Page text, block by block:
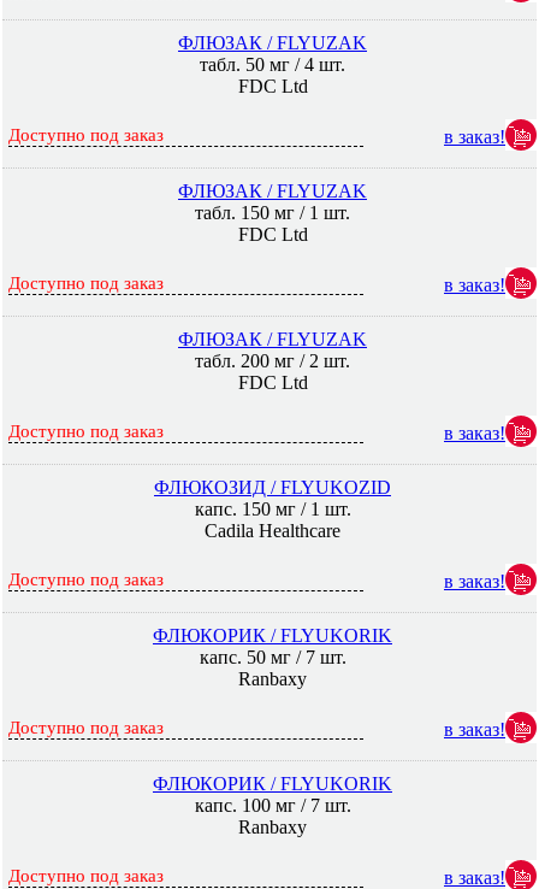
ФЛЮЗАК / FLYUZAK
табл. 50 мг / 4 шт.
FDC Ltd
Доступно под заказ в заказ!
ФЛЮЗАК / FLYUZAK
табл. 150 мг / 1 шт.
FDC Ltd
Доступно под заказ в заказ!
ФЛЮЗАК / FLYUZAK
табл. 200 мг / 2 шт.
FDC Ltd
Доступно под заказ в заказ!
ФЛЮКОЗИД / FLYUKOZID
капс. 150 мг / 1 шт.
Cadila Healthcare
Доступно под заказ в заказ!
ФЛЮКОРИК / FLYUKORIK
капс. 50 мг / 7 шт.
Ranbaxy
Доступно под заказ в заказ!
ФЛЮКОРИК / FLYUKORIK
капс. 100 мг / 7 шт.
Ranbaxy
Доступно под заказ в заказ!